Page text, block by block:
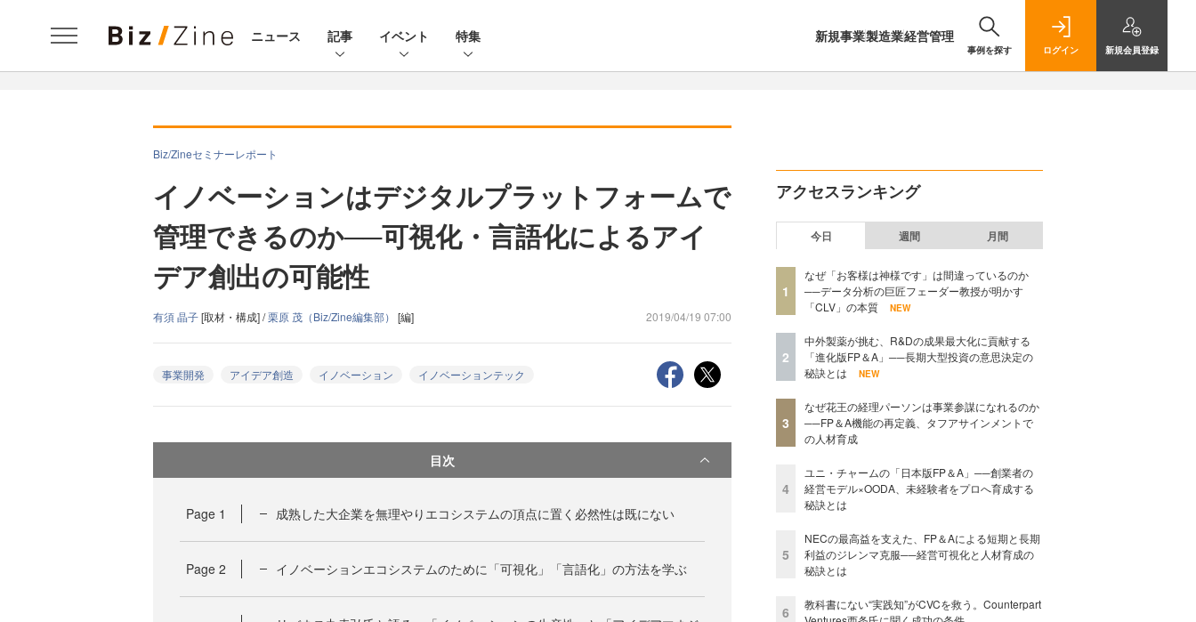
ニュース 記事 イベント 特集 新規事業製造業経営管理
事例を探す ログイン 新規会員登録
Biz/Zineセミナーレポート
イノベーションはデジタルプラットフォームで
管理できるのか──可視化・言語化によるアイ
デア創出の可能性
有須 晶子[取材・構成] /栗原 茂（Biz/Zine編集部） [編] 2019/04/19 07:00
事業開発 アイデア創造 イノベーション イノベーションテック
目次
Page 1 成熟した大企業を無理やりエコシステムの頂点に置く必然性は既にない
Page 2 イノベーションエコシステムのために「可視化」「言語化」の方法を学ぶ
アクセスランキング
今日 週間 月間
1
なぜ「お客様は神様です」は間違っているのか
──データ分析の巨匠フェーダー教授が明かす
「CLV」の本質
NEW
2
中外製薬が挑む、R&Dの成果最大化に貢献する
「進化版FP＆A」──長期大型投資の意思決定の
秘訣とは
NEW
3
なぜ花王の経理パーソンは事業参謀になれるのか
──FP＆A機能の再定義、タフアサインメントで
の人材育成
4
ユニ・チャームの「日本版FP＆A」──創業者の
経営モデル×OODA、未経験者をプロへ育成する
秘訣とは
5
NECの最高益を支えた、FP＆Aによる短期と長期
利益のジレンマ克服──経営可視化と人材育成の
秘訣とは
6
教科書にない“実践知”がCVCを救う。Counterpart